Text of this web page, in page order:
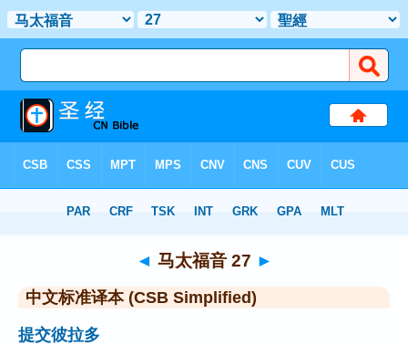
> 马太福音 27
◄ 马太福音 27 ►
中文标准译本 (CSB Simplified)
提交彼拉多